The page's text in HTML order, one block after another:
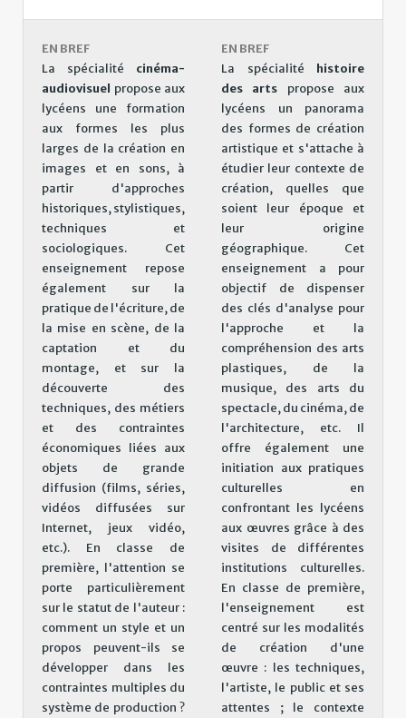
EN BREF
La spécialité cinéma-
audiovisuel propose aux
lycéens une formation
aux formes les plus
larges de la création en
images et en sons, à
partir d'approches
historiques, stylistiques,
techniques et
sociologiques. Cet
enseignement repose
également sur la
pratique de l'écriture, de
la mise en scène, de la
captation et du
montage, et sur la
découverte des
techniques, des métiers
et des contraintes
économiques liées aux
objets de grande
diffusion (films, séries,
vidéos diffusées sur
Internet, jeux vidéo,
etc.). En classe de
première, l'attention se
porte particulièrement
sur le statut de l'auteur :
comment un style et un
propos peuvent-ils se
développer dans les
contraintes multiples du
système de production ?
EN BREF
La spécialité histoire
des arts propose aux
lycéens un panorama
des formes de création
artistique et s'attache à
étudier leur contexte de
création, quelles que
soient leur époque et
leur origine
géographique. Cet
enseignement a pour
objectif de dispenser
des clés d'analyse pour
l'approche et la
compréhension des arts
plastiques, de la
musique, des arts du
spectacle, du cinéma, de
l'architecture, etc. Il
offre également une
initiation aux pratiques
culturelles en
confrontant les lycéens
aux œuvres grâce à des
visites de différentes
institutions culturelles.
En classe de première,
l'enseignement est
centré sur les modalités
de création d'une
œuvre : les techniques,
l'artiste, le public et ses
attentes ; le contexte